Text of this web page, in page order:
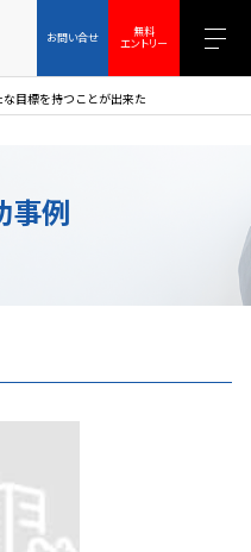
お問い合せ 無料
エントリー
無料エントリー
目標を持つことが出来た
事例